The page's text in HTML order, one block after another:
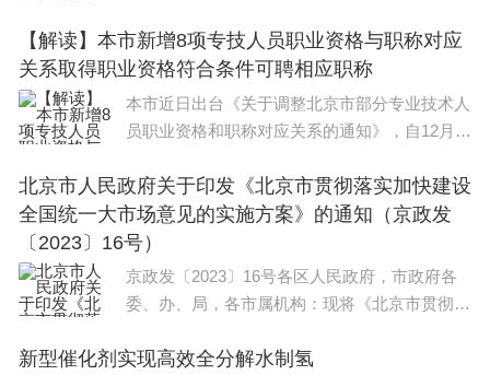
协调发展，满足偏远地区人民群众出行和人员跨
区域流动的基本需要，根据
【解读】本市新增8项专技人员职业资格与职称对应
关系取得职业资格符合条件可聘相应职称
本市近日出台《关于调整北京市部分专业技术人
员职业资格和职称对应关系的通知》，自12月1
闻记者职业资格、广播电视播音员主持人资格等
8项职业资格
北京市人民政府关于印发《北京市贯彻落实加快建设
全国统一大市场意见的实施方案》的通知（京政发
〔2023〕16号）
京政发〔2023〕16号各区人民政府，市政府各
委、办、局，各市属机构：现将《北京市贯彻落
发给你们，请结合实际认真贯彻落实。北京市人
新型催化剂实现高效全分解水制氢